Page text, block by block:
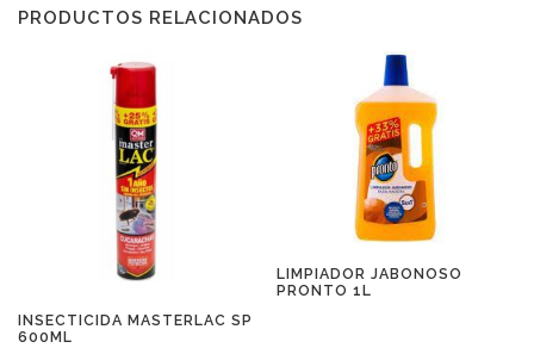
PRODUCTOS RELACIONADOS
INSECTICIDA MASTERLAC SP
600ML
LIMPIADOR JABONOSO
PRONTO 1L